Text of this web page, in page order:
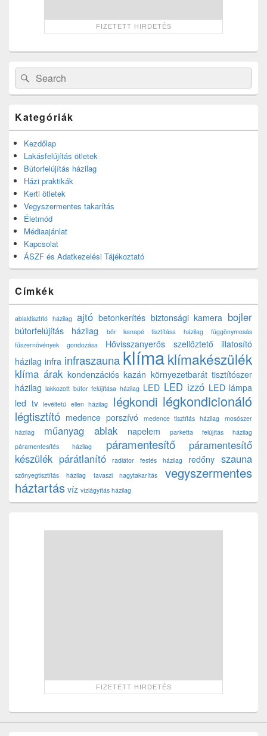
Search
for:
Search
Kategóriák
Kezdőlap
Lakásfelújítás ötletek
Bútorfelújítás házilag
Házi praktikák
Kerti ötletek
Vegyszermentes takarítás
Életmód
Médiaajánlat
Kapcsolat
ÁSZF és Adatkezelési Tájékoztató
Címkék
ablaktisztító házilag ajtó betonkerítés biztonsági kamera bojler
bútorfelújítás házilag bőr kanapé tisztítása házilag
függönymosás
fűszernövények gondozása
Hővisszanyerős szellőztető
illatosító
házilag infra infraszauna klímaklímakészülék
klíma árak kondenzációs kazán környezetbarát tisztítószer
házilag lakkozott bútor felújítása házilag LED LED izzó LED lámpa
led tv levéltetű ellen házilag légkondi légkondicionáló
légtisztító medence porszívó medence tisztítás házilag
mosószer
házilag
műanyag ablak napelem
parketta felújítás házilag
páramentesítés házilag
páramentesítő
páramentesítő
készülék párátlanító radiátor festés házilag redőny szauna
szőnyegtisztítás házilag tavaszi nagytakarítás
vegyszermentes
háztartás víz vízlágyítás házilag